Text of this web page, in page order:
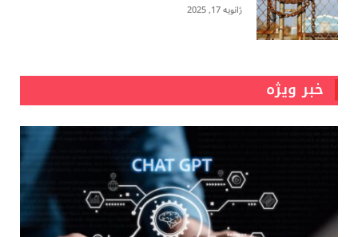
ژانویه 17, 2025
خبر ویژه